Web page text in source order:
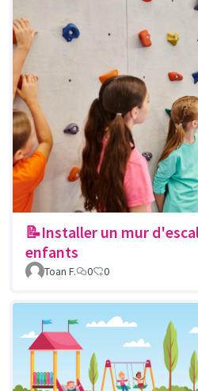
📝Installer un mur
enfants
Toan F. 0 0